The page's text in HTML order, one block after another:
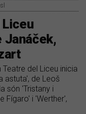
Liceu
Janáček,
del Liceu inicia
astuta', de Leoš
són 'Tristany i
Fígaro' i 'Werther',